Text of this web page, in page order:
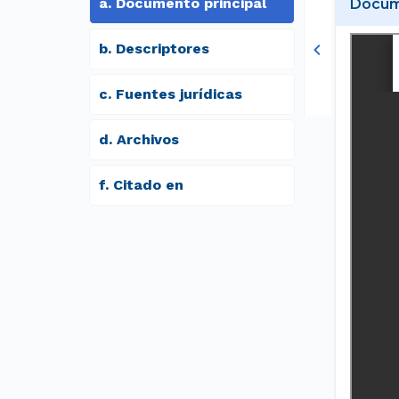
b. Descriptores
c. Fuentes jurídicas
d. archivos
f. Citado en